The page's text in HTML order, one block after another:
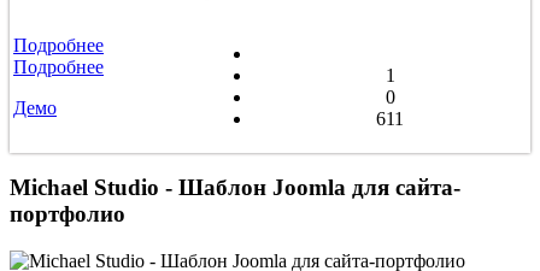
Подробнее
Подробнее
Демо
1
0
611
Michael Studio - Шаблон Joomla для сайта-
портфолио